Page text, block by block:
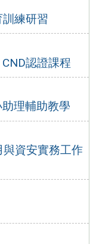
練研習
認證課程
理輔助教學
資安實務工作